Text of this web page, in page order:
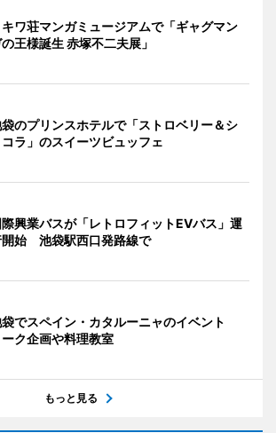
キワ荘マンガミュージアムで「ギャグマン
王様誕生 赤塚不二夫展」
のプリンスホテルで「ストロベリー＆シ
コラ」のスイーツビュッフェ
際興業バスが「レトロフィットEVバス」運
開始 池袋駅西口発路線で
でスペイン・カタルーニャのイベント
ーク企画や料理教室
もっと見る